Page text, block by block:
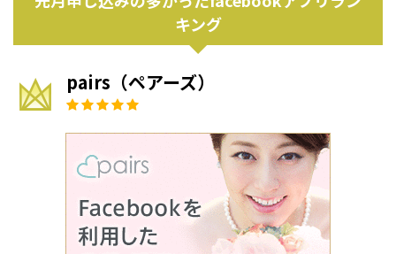
キング
pairs（ペアーズ）